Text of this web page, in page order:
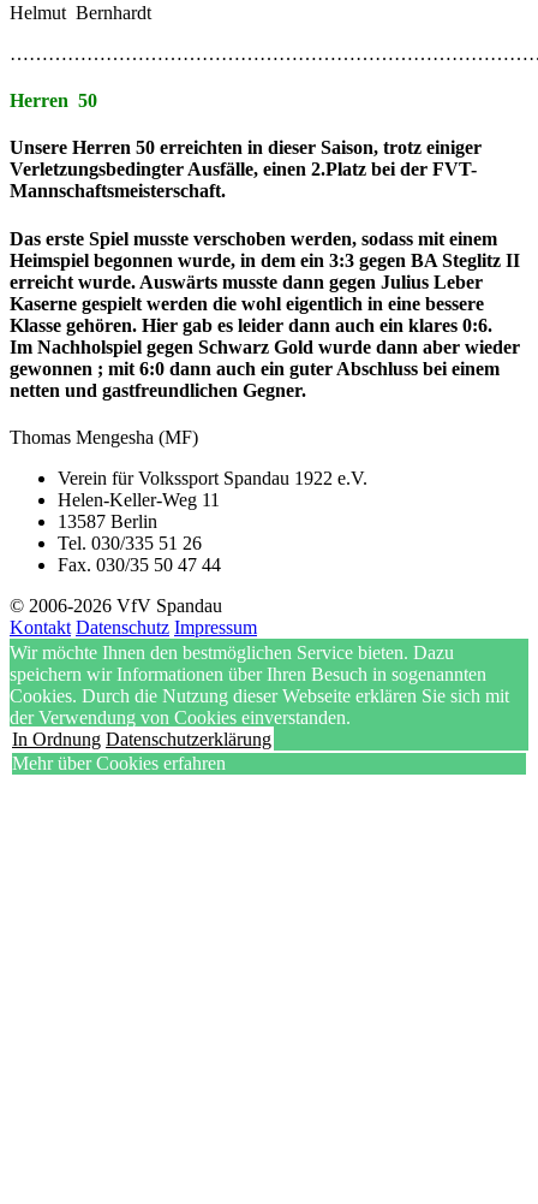
Helmut Bernhardt
Herren 50
Unsere Herren 50 erreichten in dieser Saison, trotz einiger
Verletzungsbedingter Ausfälle, einen 2.Platz bei der FVT-
Mannschaftsmeisterschaft.
Das erste Spiel musste verschoben werden, sodass mit einem
Heimspiel begonnen wurde, in dem ein 3:3 gegen BA Steglitz II
erreicht wurde. Auswärts musste dann gegen Julius Leber
Kaserne gespielt werden die wohl eigentlich in eine bessere
Klasse gehören. Hier gab es leider dann auch ein klares 0:6.
Im Nachholspiel gegen Schwarz Gold wurde dann aber wieder
gewonnen ; mit 6:0 dann auch ein guter Abschluss bei einem
netten und gastfreundlichen Gegner.
Thomas Mengesha (MF)
Verein für Volkssport Spandau 1922 e.V.
Helen-Keller-Weg 11
13587 Berlin
Tel. 030/335 51 26
Fax. 030/35 50 47 44
© 2006-2026 VfV Spandau
Kontakt Datenschutz Impressum
Wir möchte Ihnen den bestmöglichen Service bieten. Dazu
speichern wir Informationen über Ihren Besuch in sogenannten
Cookies. Durch die Nutzung dieser Webseite erklären Sie sich mit
der Verwendung von Cookies einverstanden.
In Ordnung Datenschutzerklärung
Mehr über Cookies erfahren